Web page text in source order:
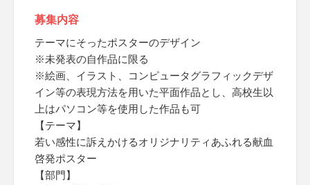
募集内容
テーマにそったポスターのデザイン
※未発表の自作品に限る
※絵画、イラスト、コンピュータグラフィックデザ
イン等の表現方法を用いた平面作品とし、高校生以
上はパソコン等を使用した作品も可
【テーマ】
若い感性に訴えかけるオリジナリティあふれる献血
啓発ポスター
【部門】